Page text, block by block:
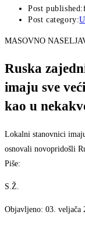
Post published:
Post category:
MASOVNO
Ruska
imaju sve
kao u
Lokalni stanovnici
osnovali novopridošli
Piše:
S.Ž.
Objavljeno: 03. veljača